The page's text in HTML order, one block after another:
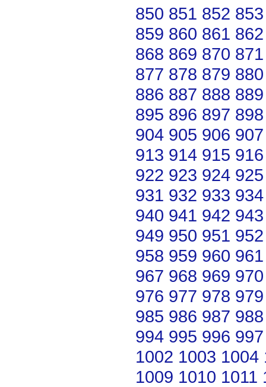
850 851 852 853
859 860 861 862
868 869 870 871
877 878 879 880
886 887 888 889
895 896 897 898
904 905 906 907
913 914 915 916
922 923 924 925
931 932 933 934
940 941 942 943
949 950 951 952
958 959 960 961
967 968 969 970
976 977 978 979
985 986 987 988
994 995 996 997
1002 1003 1004
1009 1010 1011